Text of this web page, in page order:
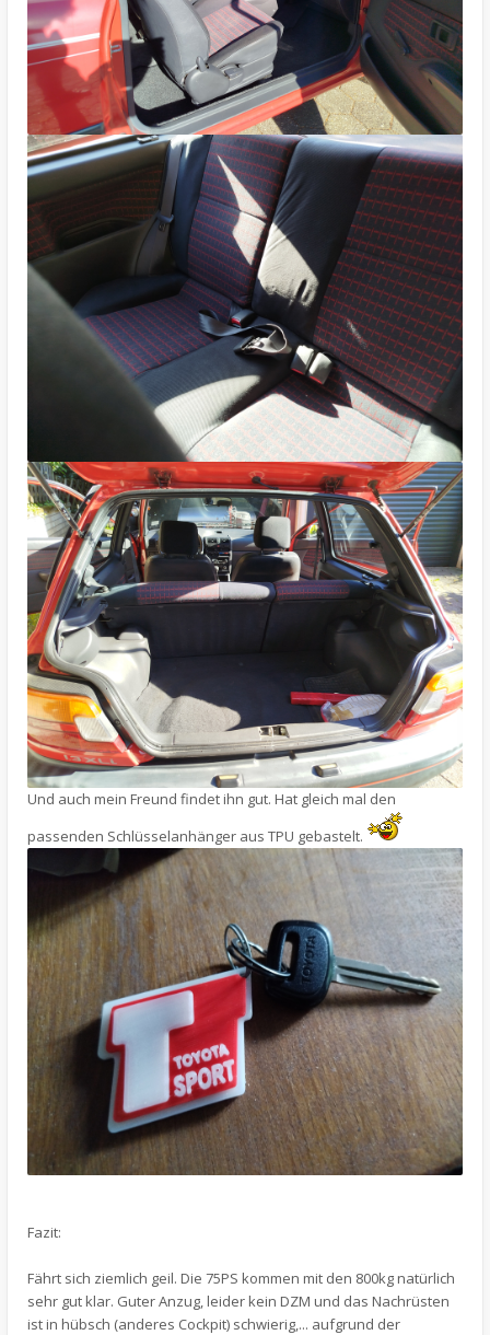
Und auch mein Freund findet ihn gut. Hat gleich mal den
passenden Schlüsselanhänger aus TPU gebastelt.
Fazit:
Fährt sich ziemlich geil. Die 75PS kommen mit den 800kg natürlich
sehr gut klar. Guter Anzug, leider kein DZM und das Nachrüsten
ist in hübsch (anderes Cockpit) schwierig,... aufgrund der